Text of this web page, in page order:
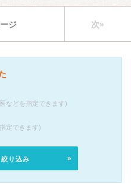
ジ 次»
などを指定できます)
定できます)
り込み